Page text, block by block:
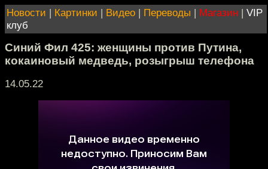
Новости | Картинки | Видео | Переводы | Магазин | VIP
клуб
Синий Фил 425: женщины против Путина,
кокаиновый медведь, розыгрыш телефона
14.05.22